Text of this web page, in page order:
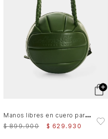
M
anos libres en cuero para hombre Balón
$ 899.900 $ 629 . 930